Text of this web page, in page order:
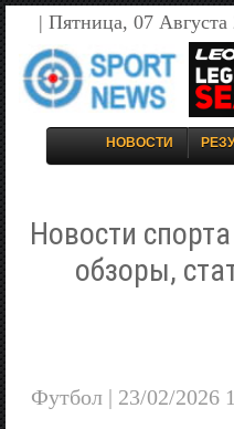
| Пятница, 07 Августа
НОВОСТИ
Новости
обзоры,
Футбол | 23/02/2026